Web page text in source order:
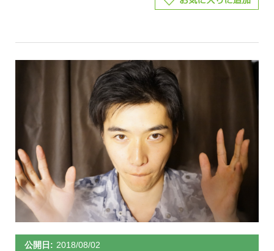
公開日: 2018/08/02